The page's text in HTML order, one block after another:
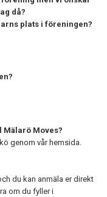
då?
plats i föreningen?
Mälarö Moves?
genom vår hemsida.
du kan anmäla er direkt
om du fyller i